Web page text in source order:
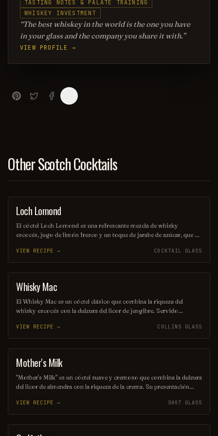
TASTING NOTES & PALATE TRAINING
WHISKEY INVESTMENT
The best whiskey in the world is the one you have
in your glass and the company you share it with.
VIEW PROFILE →
Other Scotch Cocktails
ORDINARY DRINK
Loch Lomond
El cóctel Loch Lomond es una refrescante mezcla de whisky
escocés, jugo de limón fresco y un toque de jarabe de azúcar, que se
sabor suave y cítrico evoca la belleza de los paisajes escoceses,
ofreciendo una experiencia única en cada sorbo. Ideal para disfrutar
en cualquier ocasión, este cóctel es un homenaje a la tradición y la
elegancia del whisky.
VIEW RECIPE → COCKTAIL GLASS
ORDINARY DRINK
Whisky Mac
El Whisky Mac es un cóctel clásico que combina la riqueza del
whisky escocés con la dulzura del licor de jengibre. Servido
perfecto entre el sabor ahumado del whisky y el picante del jengibre,
creando una experiencia refrescante y reconfortante. Ideal para
disfrutar en cualquier ocasión.
VIEW RECIPE → COLLINS GLASS
SHOT
Mother's Milk
"Mother's Milk" es un cóctel suave y cremoso que combina la dulzura
del licor de almendra con la riqueza de la crema. Su presentación
para aquellos que buscan una experiencia única y reconfortante en
cada sorbo. Ideal para disfrutar en una noche especial o como un
capricho indulgente.
VIEW RECIPE → SHOT GLASS